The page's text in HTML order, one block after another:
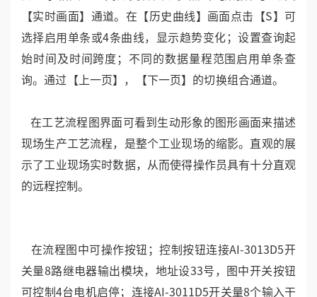
【实时画面】通道。在【历史曲线】画面点击【S】可
选择启用单条或4条曲线，显示趋势变化；设置查询起
始时间及时间跨度；不同的数据量程范围启用单条查
询。通过【上一页】，【下一页】的切换组合通道。
在工艺流程图界面可看到生动形象的图形画面来描述
现场生产工艺流程，是整个工业现场的缩影。直观的展
示了工业现场实时数据，从而使得操作员具有十分直观
的远程控制。